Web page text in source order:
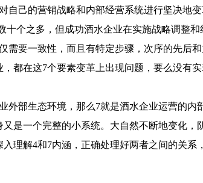
己的营销战略和内部经营系统进行坚决地变
个之多，但成功酒水企业在实施战略调整
要一致性，而且有特定步骤，次序的先后
都在这7个要素变革上出现问题，要么没有
部生态环境，那么7就是酒水企业运营的内
是一个完整的小系统。大自然不断地变化，
理解4和7内涵，正确处理好两者之间的关系